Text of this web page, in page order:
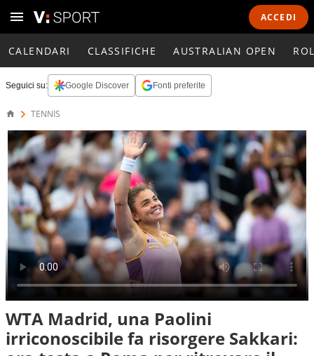
ACCEDI
CALENDARI CLASSIFICHE AUSTRALIAN OPEN
Seguici su: Google Discover Fonti preferite
TENNIS
WTA Madrid, una Paolini
irriconoscibile fa risorgere Sakkari: